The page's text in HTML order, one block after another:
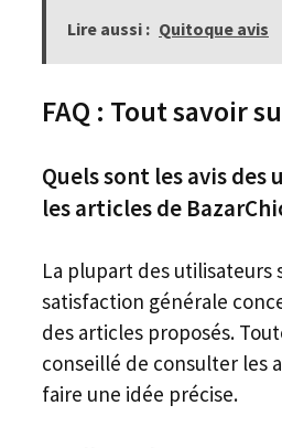
Lire aussi : Quitoque avis
FAQ : Tout savoir
Quels sont les avis
les articles de
La plupart des utilisateurs
satisfaction générale
des articles proposés.
conseillé de consulter les
faire une idée précise.